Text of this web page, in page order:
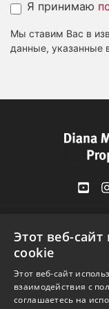
Я принимаю
Мы ставим Вас в
данные, указанные
Этот веб-
cookie
Этот веб-сайт
взаимодействия с
соглашаетесь на